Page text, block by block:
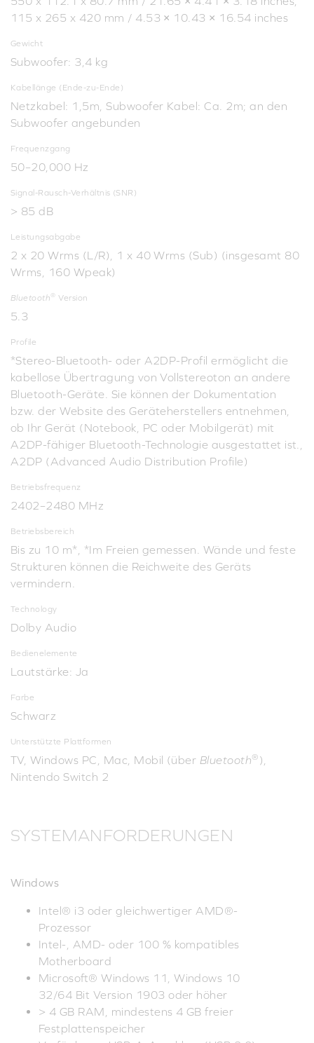
115 x 265 x 420 mm / 4.53 × 10.43 × 16.54 inches
Gewicht
Subwoofer: 3,4 kg
Kabellänge (Ende-zu-Ende)
Netzkabel: 1,5m, Subwoofer Kabel: Ca. 2m; an den
Subwoofer angebunden
Frequenzgang
50–20,000 Hz
Signal-Rausch-Verhältnis (SNR)
> 85 dB
Leistungsabgabe
2 x 20 Wrms (L/R), 1 x 40 Wrms (Sub) (insgesamt 80
Wrms, 160 Wpeak)
Bluetooth ® Version
5.3
Profile
*Stereo-Bluetooth- oder A2DP-Profil ermöglicht die
kabellose Übertragung von Vollstereoton an andere
Bluetooth-Geräte. Sie können der Dokumentation
bzw. der Website des Geräteherstellers entnehmen,
ob Ihr Gerät (Notebook, PC oder Mobilgerät) mit
A2DP-fähiger Bluetooth-Technologie ausgestattet ist.,
A2DP (Advanced Audio Distribution Profile)
Betriebsfrequenz
2402–2480 MHz
Betriebsbereich
Bis zu 10 m*, *Im Freien gemessen. Wände und feste
Strukturen können die Reichweite des Geräts
vermindern.
Technology
Dolby Audio
Bedienelemente
Lautstärke: Ja
Farbe
Schwarz
Unterstützte Plattformen
TV, Windows PC, Mac, Mobil (über Bluetooth® ),
Nintendo Switch 2
SYSTEMANFORDERUNGEN
Windows
Intel® i3 oder gleichwertiger AMD®-
Prozessor
Intel-, AMD- oder 100 % kompatibles
Motherboard
Microsoft® Windows 11, Windows 10
32/64 Bit Version 1903 oder höher
> 4 GB RAM, mindestens 4 GB freier
Festplattenspeicher